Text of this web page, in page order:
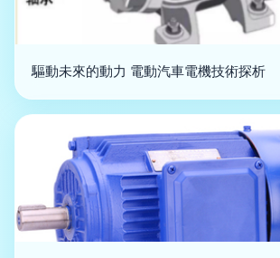
驅動未來的動力 電動汽車電機技術探析